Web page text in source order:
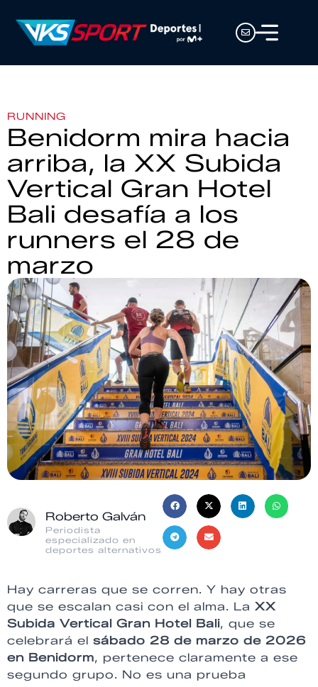
RUNNING
Benidorm mira hacia
arriba, la XX Subida
Vertical Gran Hotel
Bali desafía a los
runners el 28 de
marzo
Roberto Galván
Periodista
especializado en
deportes alternativos
Hay carreras que se corren. Y hay otras
que se escalan casi con el alma. La XX
Subida Vertical Gran Hotel Bali, que se
celebrará el sábado 28 de marzo de 2026
en Benidorm, pertenece claramente a ese
segundo grupo. No es una prueba